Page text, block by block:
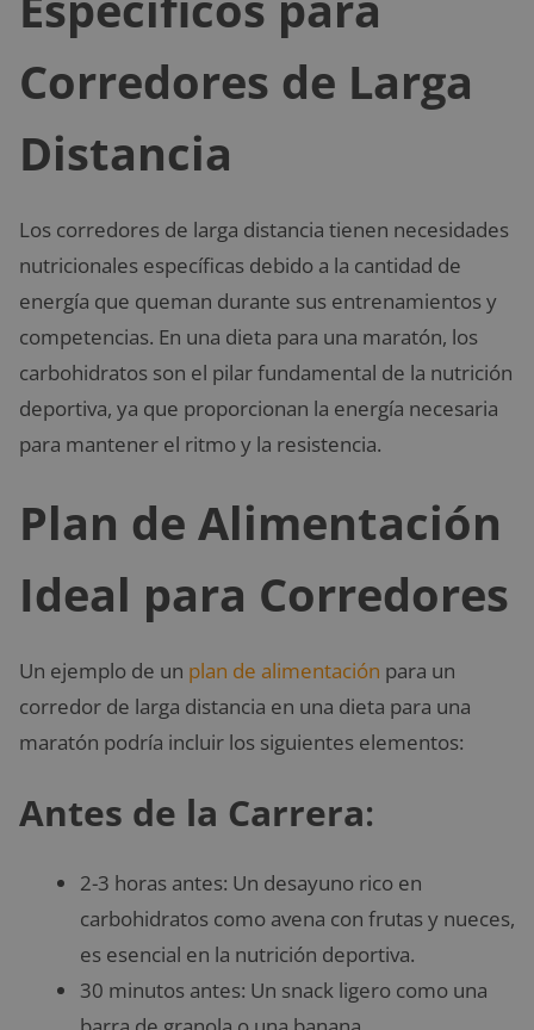
Corredores de Larga
Distancia
Los corredores de larga distancia tienen necesidades
nutricionales específicas debido a la cantidad de
energía que queman durante sus entrenamientos y
competencias. En una dieta para una maratón, los
carbohidratos son el pilar fundamental de la nutrición
deportiva, ya que proporcionan la energía necesaria
para mantener el ritmo y la resistencia.
Plan de Alimentación
Ideal para Corredores
Un ejemplo de un plan de alimentación para un
corredor de larga distancia en una dieta para una
maratón podría incluir los siguientes elementos:
Antes de la Carrera:
2-3 horas antes: Un desayuno rico en
carbohidratos como avena con frutas y nueces,
es esencial en la nutrición deportiva.
30 minutos antes: Un snack ligero como una